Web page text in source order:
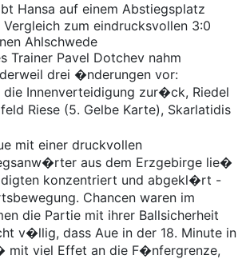
Hansa auf einem Abstiegsplatz
zum eindrucksvollen 3:0
Ahlschwede
Trainer Pavel Dotchev nahm
drei �nderungen vor:
Innenverteidigung zur�ck, Riedel
Riese (5. Gelbe Karte), Skarlatidis
mit einer druckvollen
aus dem Erzgebirge lie�
konzentriert und abgekl�rt -
Chancen waren im
die Partie mit ihrer Ballsicherheit
v�llig, dass Aue in der 18. Minute in
mit viel Effet an die F�nfergrenze,